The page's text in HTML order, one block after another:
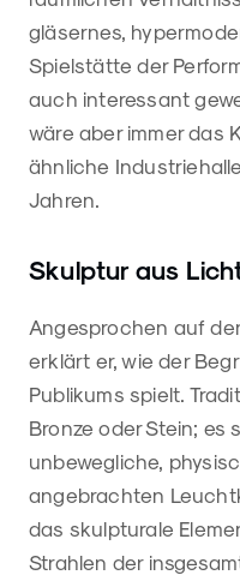
gläsernes,
Spielstätte der
auch interessant
wäre aber immer das
ähnliche
Jahren.
Skulptur aus
Angesprochen auf
erklärt er, wie der
Publikums spielt.
Bronze oder Stein; es
unbewegliche,
angebrachten
das skulpturale
Strahlen der